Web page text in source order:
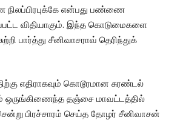
என்பது பண்ணை
விதியாகும். இந்த கொடுமைகளை
பார்த்து சீனிவாசராவ் தெரிந்துக்
எதிராகவும் கொடூரமான சுரண்டல்
ஒருங்கிணைந்த தஞ்சை மாவட்டத்தில்
பிரச்சாரம் செய்த தோழர் சீனிவாசன்